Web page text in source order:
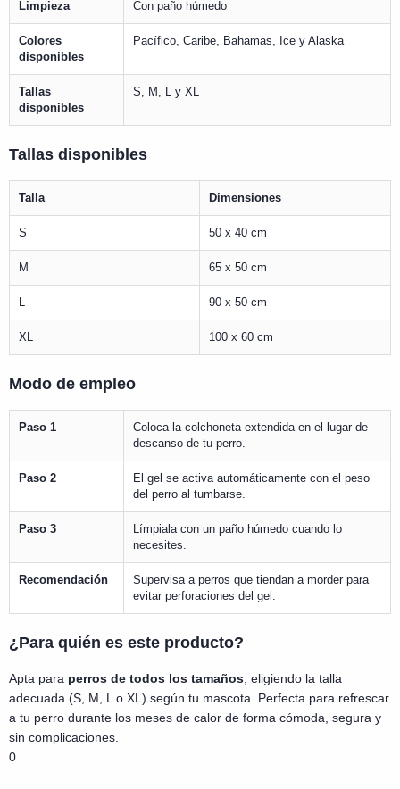
Limpieza Con paño húmedo
Colores
disponibles
Pacífico, Caribe, Bahamas, Ice y Alaska
Tallas
disponibles
S, M, L y XL
Tallas disponibles
Talla Dimensiones
S 50 x 40 cm
M 65 x 50 cm
90 x 50 cm
XL 100 x 60 cm
Modo de empleo
Paso 1
Coloca la colchoneta extendida en el lugar de
descanso de tu perro.
Paso 2
El gel se activa automáticamente con el peso
del perro al tumbarse.
Paso 3
Límpiala con un paño húmedo cuando lo
necesites.
Recomendación
Supervisa a perros que tiendan a morder para
evitar perforaciones del gel.
¿Para quién es este producto?
Apta para perros de todos los tamaños , eligiendo la talla
adecuada (S, M, L o XL) según tu mascota. Perfecta para refrescar
a tu perro durante los meses de calor de forma cómoda, segura y
sin complicaciones.
0